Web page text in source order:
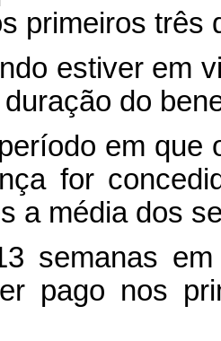
primeiros três
estiver em
do
em que
for
a média dos
semanas
pago nos